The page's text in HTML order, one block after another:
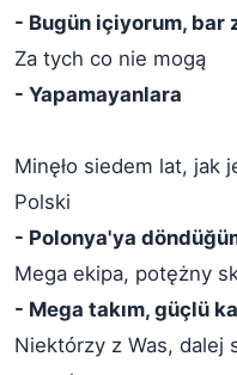
- Bugün içiyorum, bar
Za tych co nie mogą
- Yapamayanlara
Minęło siedem lat, jak
Polski
- Polonya'ya
Mega ekipa, potężny
- Mega takım, güçlü
Niektórzy z Was, dalej